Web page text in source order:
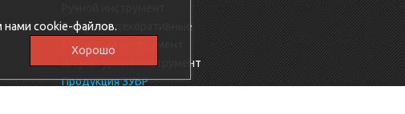
Заглушки декоративные
Малярный инструмент
Штукатурный инструмент
Продукция ЗУБР
нами cookie-файлов.
Хорошо